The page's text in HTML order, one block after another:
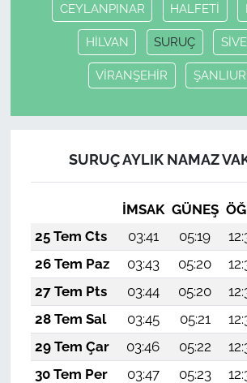
CEYLANPINAR HALFETİ
HİLVAN SURUÇ
VİRANŞEHİR
SURUÇ AYLIK NAMAZ
İMSAK GÜNEŞ
25 Tem Cts
03:41 05:19
26 Tem Paz
03:43 05:20
27 Tem Pts
03:44 05:20
28 Tem Sal
03:45 05:21
29 Tem Çar
03:46 05:22
30 Tem Per
03:47 05:23